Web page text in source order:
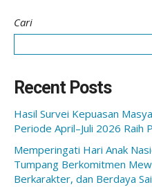
Cari
Recent Posts
Hasil Survei Kepuasan
Periode April–Juli 2026 Raih
Memperingati Hari Anak
Tumpang Berkomitmen
Berkarakter, dan Berdaya